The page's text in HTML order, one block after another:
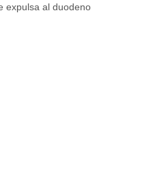
expulsa al duodeno